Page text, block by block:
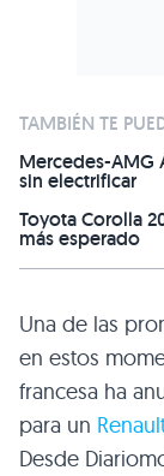
TAMBIÉN TE
Mercedes-AMG
sin electrificar
Toyota Corolla
más esperado
Una de las
en estos
francesa ha
para un
Desde